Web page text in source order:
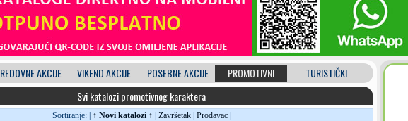
REDOVNE AKCIJE VIKEND AKCIJE POSEBNE AKCIJE PROMOTIVNI
TURISTIČKI
Svi katalozi promotivnog karaktera
Sortiranje: | ↑ Novi katalozi ↑ Završetak| Prodavac|